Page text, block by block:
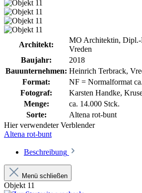
Architekt:
MO Architektin, Dipl.-
Vreden
Baujahr:
2018
Bauunternehmen: Heinrich Terbrack,
Format:
NF = Normalformat
Fotograf:
Karsten Handke,
Menge:
ca. 14.000 Stck.
Sorte:
Altena rot-bunt
Hier verwendeter Verblender
Altena rot-bunt
Beschreibung
Menü schließen
Objekt 11